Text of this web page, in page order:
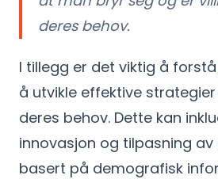
deres behov.
I tillegg er det viktig å forstå
å utvikle effektive
deres behov. Dette kan
innovasjon og tilpasning
basert på demografisk